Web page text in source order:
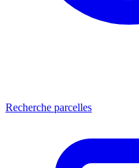
Recherche parcelles